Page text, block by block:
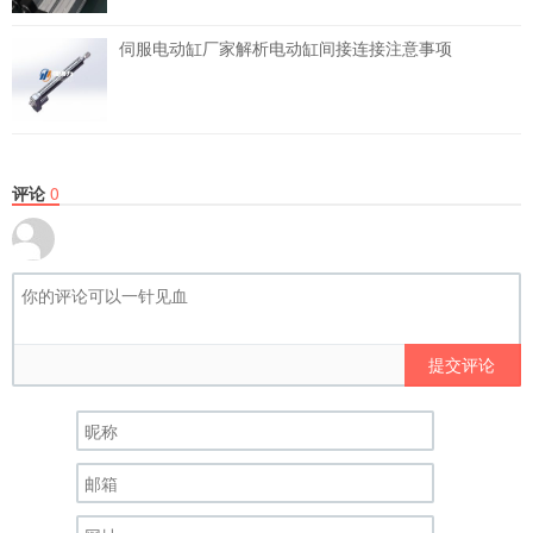
伺服电动缸厂家解析电动缸间接连接注意事项
评论 0
提交评论